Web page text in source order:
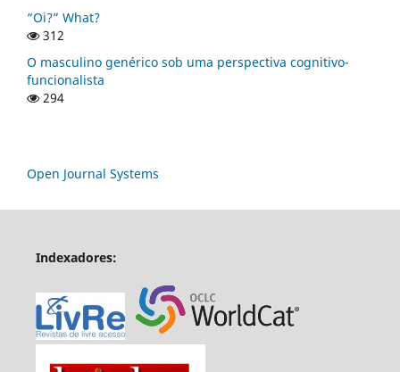
“Oi?” What?
312
O masculino genérico sob uma perspectiva cognitivo-
funcionalista
294
Open Journal Systems
Indexadores: